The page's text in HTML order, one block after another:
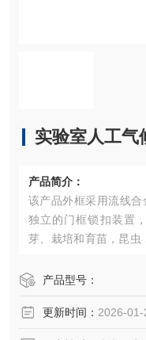
实验室人工气
产品简介：
该产品外框采用流线合
独立的门框锁扣装置
芽、栽培和育苗，昆虫
制）。产品型号：
更新时间： 2026-01-